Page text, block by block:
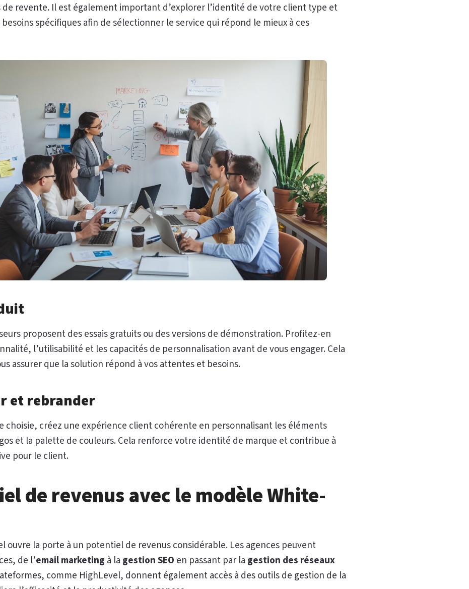
de revente. Il est également important d’explorer l’identité de votre client type et
spécifiques afin de sélectionner le service qui répond le mieux à ces
proposent des essais gratuits ou des versions de démonstration. Profitez-en
l’utilisabilité et les capacités de personnalisation avant de vous engager. Cela
assurer que la solution répond à vos attentes et besoins.
et rebrander
choisie, créez une expérience client cohérente en personnalisant les éléments
et la palette de couleurs. Cela renforce votre identité de marque et contribue à
pour le client.
de revenus avec le modèle White-
ouvre la porte à un potentiel de revenus considérable. Les agences peuvent
de l’email marketing à la gestion SEO en passant par la gestion des réseaux
comme HighLevel, donnent également accès à des outils de gestion de la